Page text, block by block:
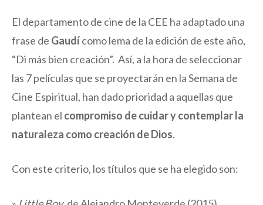
El departamento de cine de la CEE ha adaptado una
frase de Gaudícomo lema de la edición de este año,
“Di más bien creación”. Así, a la hora de seleccionar
las 7 películas que se proyectarán en la Semana de
Cine Espiritual, han dado prioridad a aquellas que
plantean el compromiso de cuidar y contemplar la
naturaleza como creación de Dios.
Con este criterio, los títulos que se ha elegido son: